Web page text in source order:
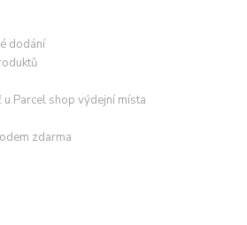
dodání
u Parcel shop výdejní místa
zdarma